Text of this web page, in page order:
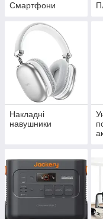
Смартфони
Накладні
навушники